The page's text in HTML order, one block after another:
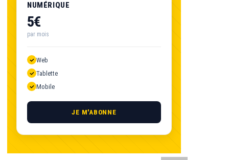
NUMÉRIQUE
5€
par mois
Web
Tablette
Mobile
JE M'ABONNE